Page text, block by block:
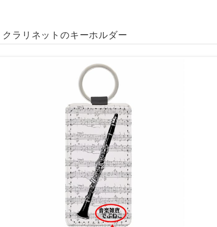
クラリネットのキーホルダー